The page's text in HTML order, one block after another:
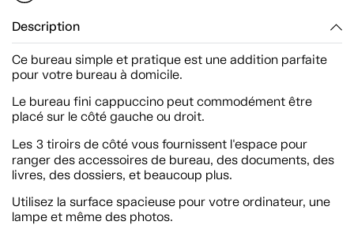
Description
Ce bureau simple et pratique est une addition parfaite
pour votre bureau à domicile.
Le bureau fini cappuccino peut commodément être
placé sur le côté gauche ou droit.
Les 3 tiroirs de côté vous fournissent l'espace pour
ranger des accessoires de bureau, des documents, des
livres, des dossiers, et beaucoup plus.
Utilisez la surface spacieuse pour votre ordinateur, une
lampe et même des photos.